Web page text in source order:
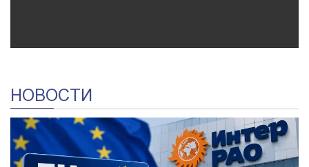
НОВОСТИ